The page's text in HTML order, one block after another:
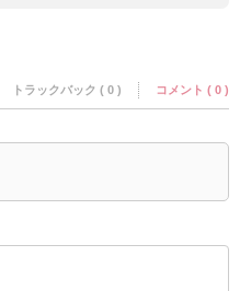
トラックバック ( 0 ) コメント ( 0 )